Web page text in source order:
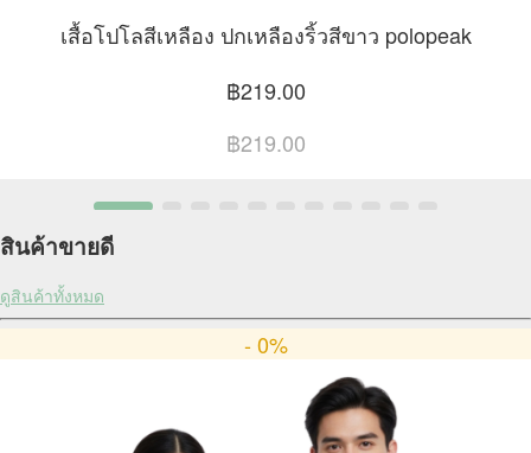
เสื้อโปโลสีเหลือง ปกเหลืองริ้วสีขาว polopeak
฿219.00
฿219.00
สินค้าขายดี
ดูสินค้าทั้งหมด
- 0%